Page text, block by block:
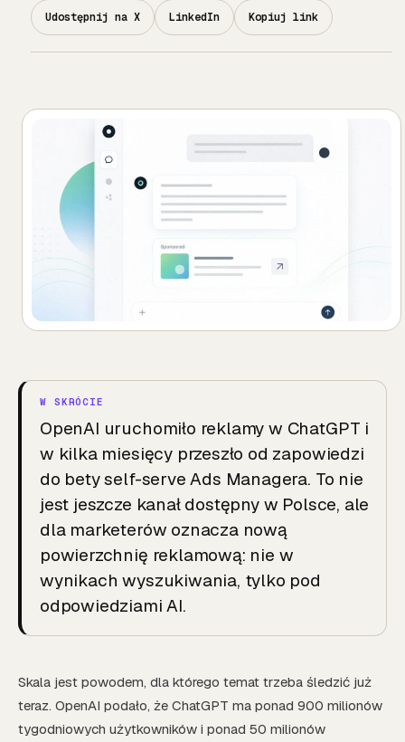
Udostępnij na X LinkedIn Kopiuj link
OpenAI uruchomiło reklamy w ChatGPT i
w kilka miesięcy przeszło od zapowiedzi
do bety self-serve Ads Managera. To nie
jest jeszcze kanał dostępny w Polsce, ale
dla marketerów oznacza nową
powierzchnię reklamową: nie w
wynikach wyszukiwania, tylko pod
odpowiedziami AI.
Skala jest powodem, dla którego temat trzeba śledzić już
teraz. OpenAI podało, że ChatGPT ma ponad 900 milionów
tygodniowych użytkowników i ponad 50 milionów